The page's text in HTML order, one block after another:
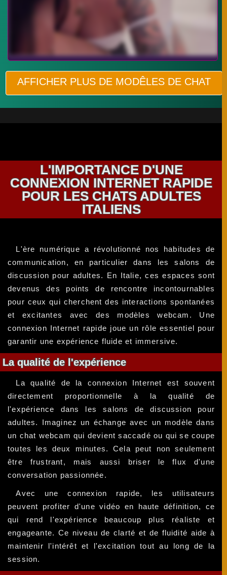
AFFICHER PLUS DE MODÊLES DE CHAT
L'IMPORTANCE D'UNE
CONNEXION INTERNET RAPIDE
POUR LES CHATS ADULTES
ITALIENS
L'ère numérique a révolutionné nos habitudes de
communication, en particulier dans les salons de
discussion pour adultes. En Italie, ces espaces sont
devenus des points de rencontre incontournables
pour ceux qui cherchent des interactions spontanées
et excitantes avec des modèles webcam. Une
connexion Internet rapide joue un rôle essentiel pour
garantir une expérience fluide et immersive.
La qualité de l'expérience
La qualité de la connexion Internet est souvent
directement proportionnelle à la qualité de
l'expérience dans les salons de discussion pour
adultes. Imaginez un échange avec un modèle dans
un chat webcam qui devient saccadé ou qui se coupe
toutes les deux minutes. Cela peut non seulement
être frustrant, mais aussi briser le flux d'une
conversation passionnée.
Avec une connexion rapide, les utilisateurs
peuvent profiter d'une vidéo en haute définition, ce
qui rend l'expérience beaucoup plus réaliste et
engageante. Ce niveau de clarté et de fluidité aide à
maintenir l'intérêt et l'excitation tout au long de la
session.